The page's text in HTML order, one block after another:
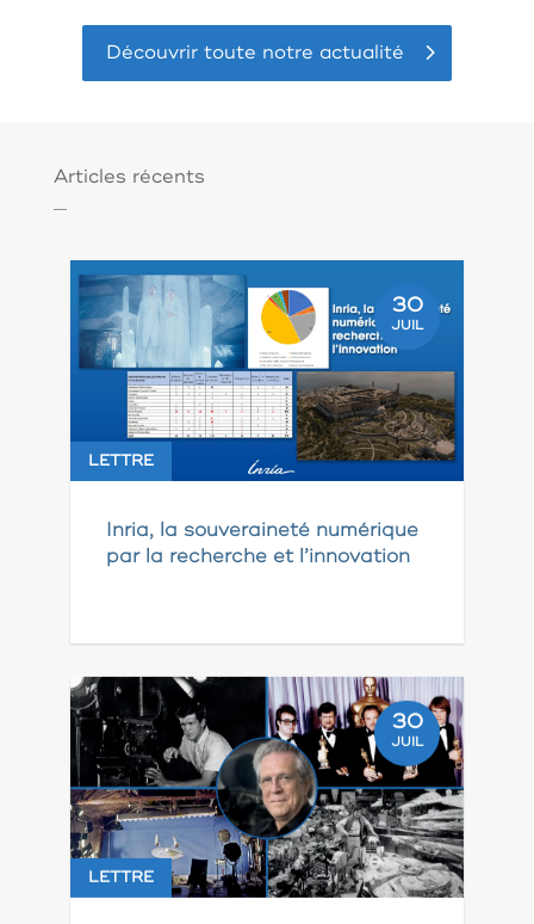
Découvrir toute notre actualité
Articles récents
30
JUIL
LETTRE
Inria, la souveraineté numérique
par la recherche et l’innovation
30
JUIL
LETTRE